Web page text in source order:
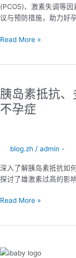
(PCOS)、激素失调等
议与预防措施，助力好孕
障
碍
Ovulation)
Read More »
胰岛素抵抗
不孕症
blog.zh / admin -
深入了解胰岛素抵抗如
探讨了雄激素过高的影
素
抵
抗、
综
合
(PCOS)
不
症
Read More »